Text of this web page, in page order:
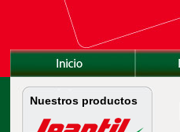
Nuestros productos